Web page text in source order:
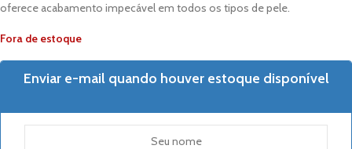
oferece acabamento impecável em todos os tipos de pele.
Fora de estoque
Enviar e-mail quando houver estoque disponível